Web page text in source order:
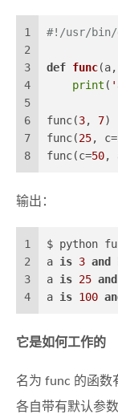
1
2
3
4
5
6
7
8
#!/usr/bin/
def func(
print (
func(3, 7)
func(25, c=
func(c=50,
输出：
1
2
3
4
$ python
a is 3 and
a is 25 and
a is 100
它是如何工作的
名为 func 的函数
各自带有默认参